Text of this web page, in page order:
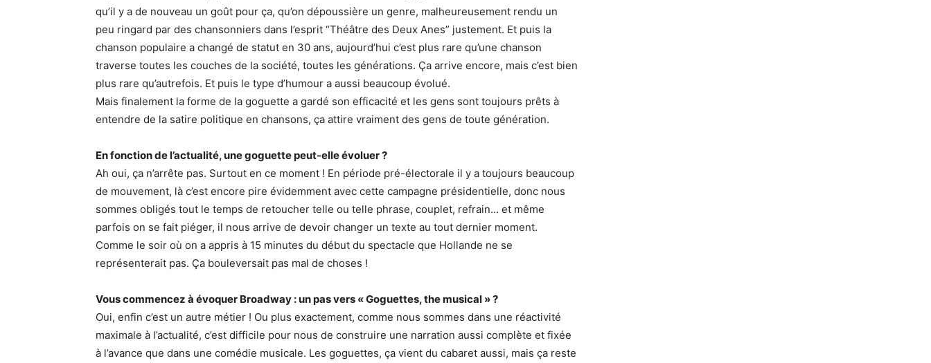
qu’il y a de nouveau un goût pour ça, qu’on dépoussière un genre, malheureusement rendu un
peu ringard par des chansonniers dans l’esprit “Théâtre des Deux Anes” justement. Et puis la
chanson populaire a changé de statut en 30 ans, aujourd’hui c’est plus rare qu’une chanson
traverse toutes les couches de la société, toutes les générations. Ça arrive encore, mais c’est bien
plus rare qu’autrefois. Et puis le type d’humour a aussi beaucoup évolué.
Mais finalement la forme de la goguette a gardé son efficacité et les gens sont toujours prêts à
entendre de la satire politique en chansons, ça attire vraiment des gens de toute génération.
En fonction de l’actualité, une goguette peut-elle évoluer ?
Ah oui, ça n’arrête pas. Surtout en ce moment ! En période pré-électorale il y a toujours beaucoup
de mouvement, là c’est encore pire évidemment avec cette campagne présidentielle, donc nous
sommes obligés tout le temps de retoucher telle ou telle phrase, couplet, refrain… et même
parfois on se fait piéger, il nous arrive de devoir changer un texte au tout dernier moment.
Comme le soir où on a appris à 15 minutes du début du spectacle que Hollande ne se
représenterait pas. Ça bouleversait pas mal de choses !
Vous commencez à évoquer Broadway : un pas vers « Goguettes, the musical » ?
Oui, enfin c’est un autre métier ! Ou plus exactement, comme nous sommes dans une réactivité
maximale à l’actualité, c’est difficile pour nous de construire une narration aussi complète et fixée
à l’avance que dans une comédie musicale. Les goguettes, ça vient du cabaret aussi, mais ça reste